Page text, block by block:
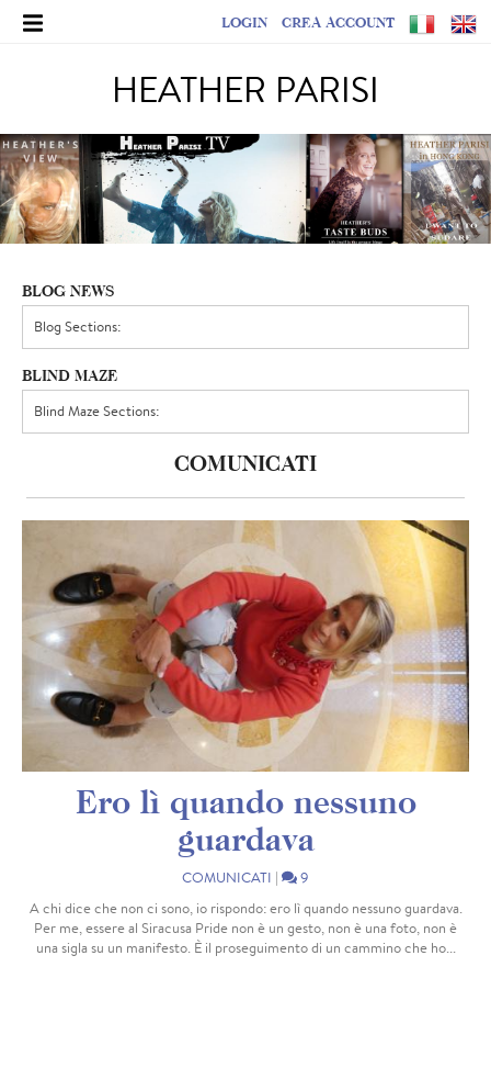
LOGIN CREA ACCOUNT
HEATHER PARISI
BLOG NEWS
BLIND MAZE
COMUNICATI
Ero lì quando nessuno
guardava
COMUNICATI |
9
A chi dice che non ci sono, io rispondo: ero lì quando nessuno guardava.
Per me, essere al Siracusa Pride non è un gesto, non è una foto, non è
una sigla su un manifesto. È il proseguimento di un cammino che ho...